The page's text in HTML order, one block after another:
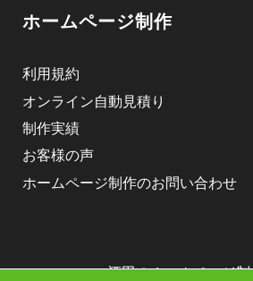
ホームページ制作
利用規約
オンライン自動見積り
制作実績
お客様の声
ホームページ制作のお問い合わせ
酒田のホームページ